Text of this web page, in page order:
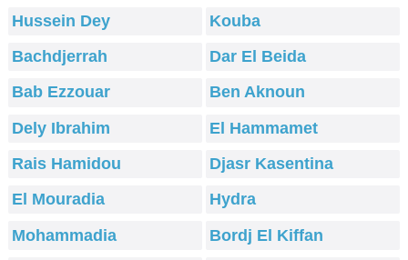
Hussein Dey
Kouba
Bachdjerrah
Dar El Beida
Bab Ezzouar
Ben Aknoun
Dely Ibrahim
El Hammamet
Rais Hamidou
Djasr Kasentina
El Mouradia
Hydra
Mohammadia
Bordj El Kiffan